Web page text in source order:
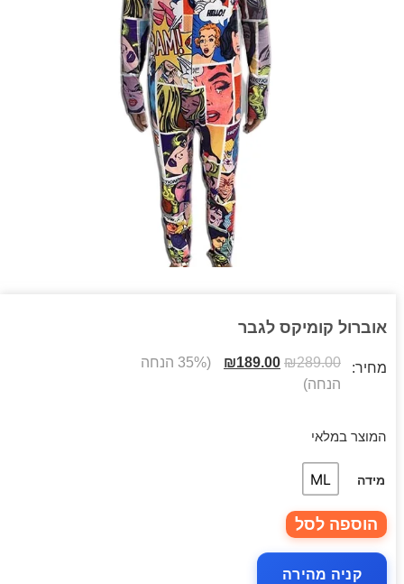
אוברול קומיקס לגבר
מחיר: ₪289.00
₪189.00
(35% הנחה
הנחה)
המוצר במלאי
מידה ML
הוספה לסל
קניה מהירה